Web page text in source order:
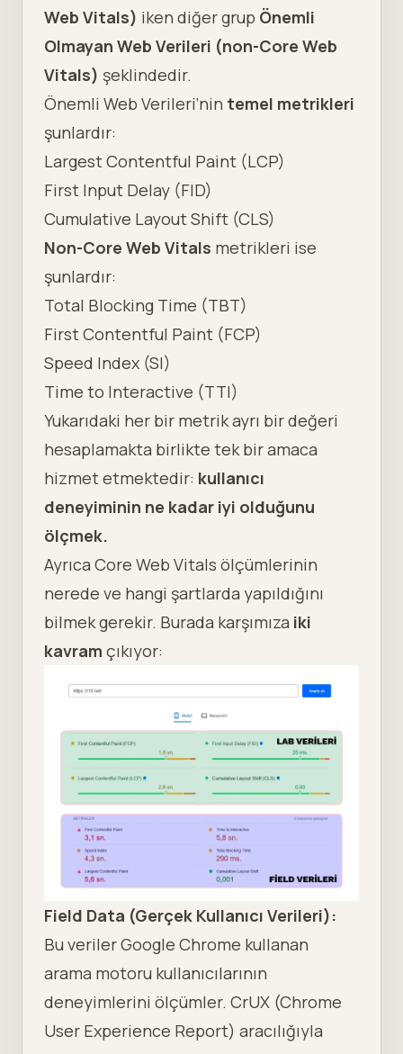
Web Vitals) iken diğer grup Önemli
Olmayan Web Verileri (non-Core Web
Vitals) şeklindedir.
Önemli Web Verileri’nin temel metrikleri
şunlardır:
Largest Contentful Paint (LCP)
First Input Delay (FID)
Cumulative Layout Shift (CLS)
Non-Core Web Vitals metrikleri ise
şunlardır:
Total Blocking Time (TBT)
First Contentful Paint (FCP)
Speed Index (SI)
Time to Interactive (TTI)
Yukarıdaki her bir metrik ayrı bir değeri
hesaplamakta birlikte tek bir amaca
hizmet etmektedir: kullanıcı
deneyiminin ne kadar iyi olduğunu
ölçmek.
Ayrıca Core Web Vitals ölçümlerinin
nerede ve hangi şartlarda yapıldığını
bilmek gerekir. Burada karşımıza iki
kavram çıkıyor:
Field Data (Gerçek Kullanıcı Verileri):
Bu veriler Google Chrome kullanan
arama motoru kullanıcılarının
deneyimlerini ölçümler. CrUX (Chrome
User Experience Report) aracılığıyla